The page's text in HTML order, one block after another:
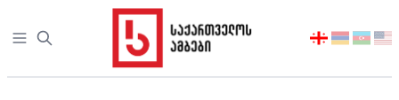
Open sidebar
აირჩიეთ